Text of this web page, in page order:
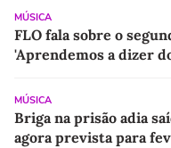
MÚSICA
FLO fala sobre o
'Aprendemos a dizer
MÚSICA
Briga na prisão adia
agora prevista para